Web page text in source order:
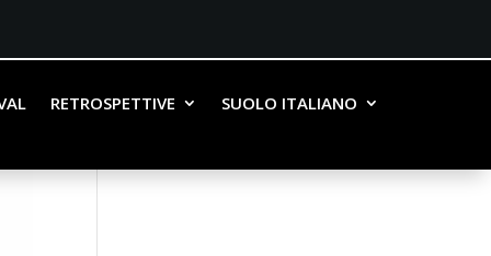
RETROSPETTIVE SUOLO ITALIANO